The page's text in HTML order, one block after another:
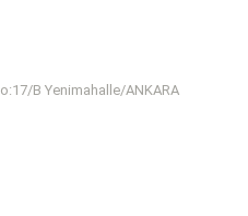
B Yenimahalle/ANKARA